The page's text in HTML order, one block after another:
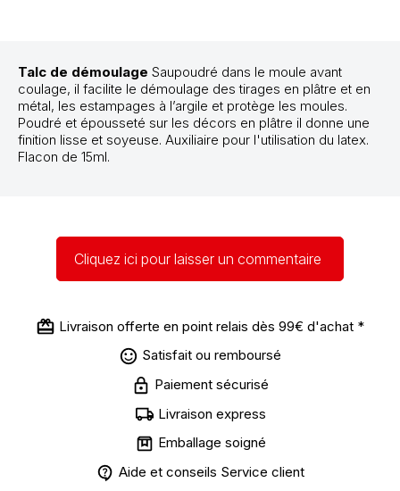
Talc de démoulage Saupoudré dans le moule avant
coulage, il facilite le démoulage des tirages en plâtre et en
métal, les estampages à l’argile et protège les moules.
Poudré et épousseté sur les décors en plâtre il donne une
finition lisse et soyeuse. Auxiliaire pour l'utilisation du latex.
Flacon de 15ml.
Cliquez ici pour laisser un commentaire
Livraison offerte en point relais dès 99€ d'achat *
Satisfait ou remboursé
Paiement sécurisé
Livraison express
Emballage soigné
Aide et conseils Service client